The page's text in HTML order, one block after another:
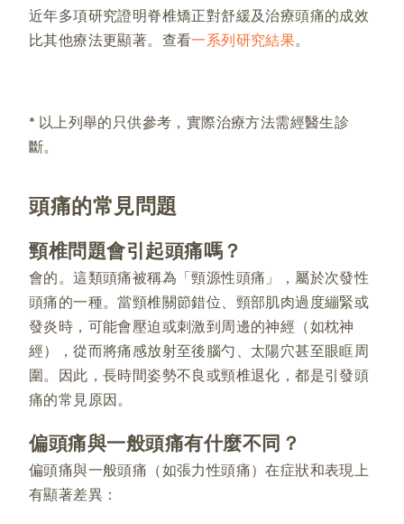
近年多項研究證明脊椎矯正對舒緩及治療頭痛的成效
比其他療法更顯著。查看一系列研究結果。
* 以上列舉的只供參考，實際治療方法需經醫生診
斷。
頭痛的常見問題
頸椎問題會引起頭痛嗎？
會的。這類頭痛被稱為「頸源性頭痛」，屬於次發性
頭痛的一種。當頸椎關節錯位、頸部肌肉過度繃緊或
發炎時，可能會壓迫或刺激到周邊的神經（如枕神
經），從而將痛感放射至後腦勺、太陽穴甚至眼眶周
圍。因此，長時間姿勢不良或頸椎退化，都是引發頭
痛的常見原因。
偏頭痛與一般頭痛有什麼不同？
偏頭痛與一般頭痛（如張力性頭痛）在症狀和表現上
有顯著差異：